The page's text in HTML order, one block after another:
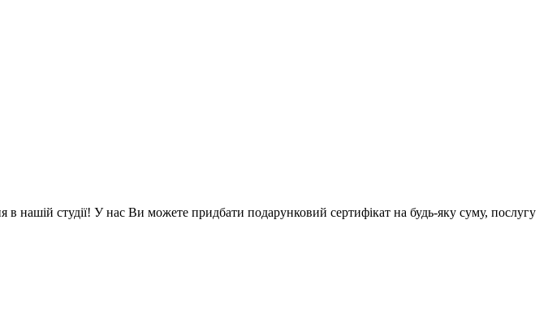
нашій студії! У нас Ви можете придбати подарунковий сертифікат на будь-яку суму, послугу